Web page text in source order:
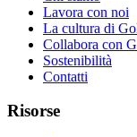
Lavora con noi
La cultura di
Collabora con
Sostenibilità
Contatti
Risorse